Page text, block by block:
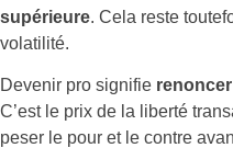
supérieure. Cela reste
volatilité.
Devenir pro signifie
C’est le prix de la liberté
peser le pour et le contre